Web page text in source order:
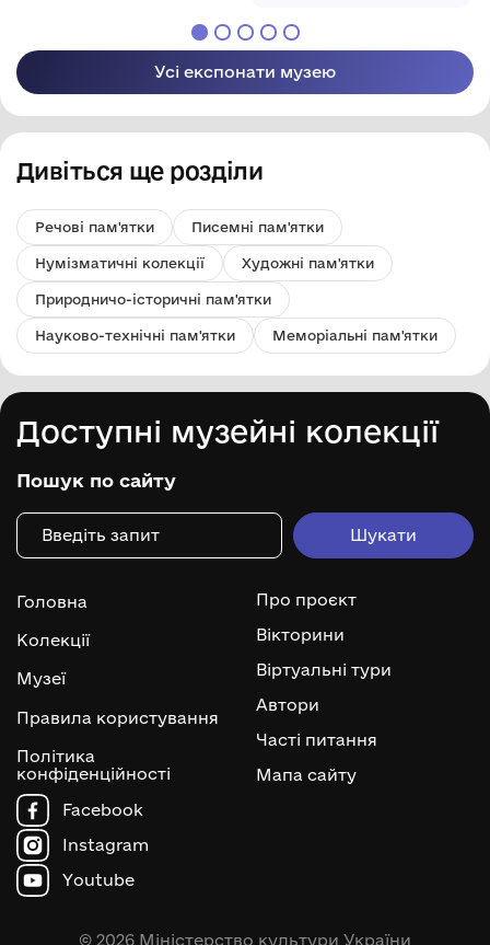
Усі експонати музею
Дивіться ще розділи
Речові пам'ятки Писемні пам'ятки
Нумізматичні колекції Художні пам'ятки
Природничо-історичні пам'ятки
Науково-технічні пам'ятки Меморіальні пам'ятки
Доступні музейні колекції
Пошук по сайту
Головна
Колекції
Музеї
Правила користування
Політика
конфіденційності
Про проєкт
Вікторини
Віртуальні тури
Автори
Часті питання
Мапа сайту
Facebook
Instagram
Youtube
© 2026 Міністерство культури України